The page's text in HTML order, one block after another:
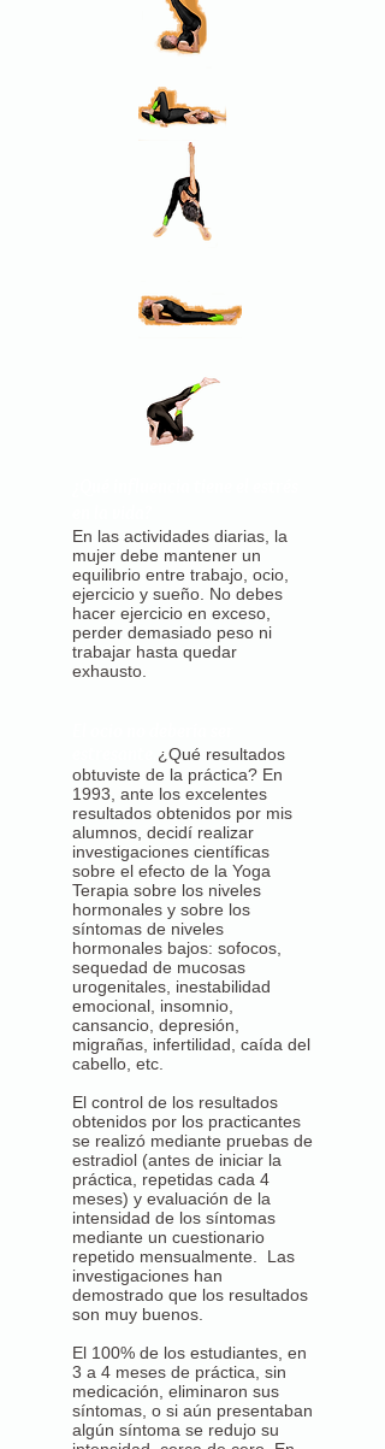
En las actividades diarias, la
mujer debe mantener un
equilibrio entre trabajo, ocio,
ejercicio y sueño. No debes
hacer ejercicio en exceso,
perder demasiado peso ni
trabajar hasta quedar
exhausto.
¿Qué resultados
obtuviste de la práctica? En
1993, ante los excelentes
resultados obtenidos por mis
alumnos, decidí realizar
investigaciones científicas
sobre el efecto de la Yoga
Terapia sobre los niveles
hormonales y sobre los
síntomas de niveles
hormonales bajos: sofocos,
sequedad de mucosas
urogenitales, inestabilidad
emocional, insomnio,
cansancio, depresión,
migrañas, infertilidad, caída del
cabello, etc.
El control de los resultados
obtenidos por los practicantes
se realizó mediante pruebas de
estradiol (antes de iniciar la
práctica, repetidas cada 4
meses) y evaluación de la
intensidad de los síntomas
mediante un cuestionario
repetido mensualmente. Las
investigaciones han
demostrado que los resultados
son muy buenos.
El 100% de los estudiantes, en
3 a 4 meses de práctica, sin
medicación, eliminaron sus
síntomas, o si aún presentaban
algún síntoma se redujo su